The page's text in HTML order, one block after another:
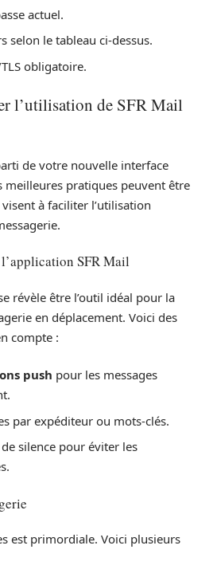
actuel.
selon le tableau ci-dessus.
obligatoire.
l’utilisation de SFR Mail
de votre nouvelle interface
meilleures pratiques peuvent être
à faciliter l’utilisation
SFR Mail
révèle être l’outil idéal pour la
en déplacement. Voici des
compte :
push pour les messages
par expéditeur ou mots-clés.
silence pour éviter les
est primordiale. Voici plusieurs